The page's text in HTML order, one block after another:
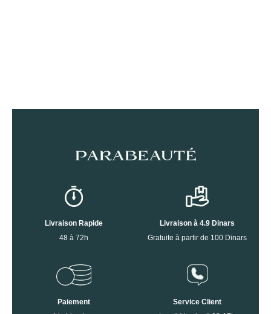
Livraison Rapide
48 à 72h
Livraison à 4.9 Dinars
Gratuite à partir de 100 Dinars
Paiement
Service Client